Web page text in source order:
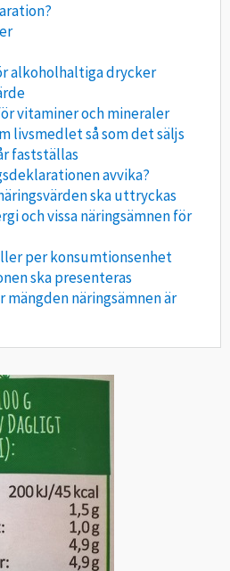
alkoholhaltiga drycker
vitaminer och mineraler
livsmedlet så som det säljs
fastställas
avvika?
ska uttryckas
och vissa näringsämnen för
per konsumtionsenhet
ska presenteras
näringsämnen är